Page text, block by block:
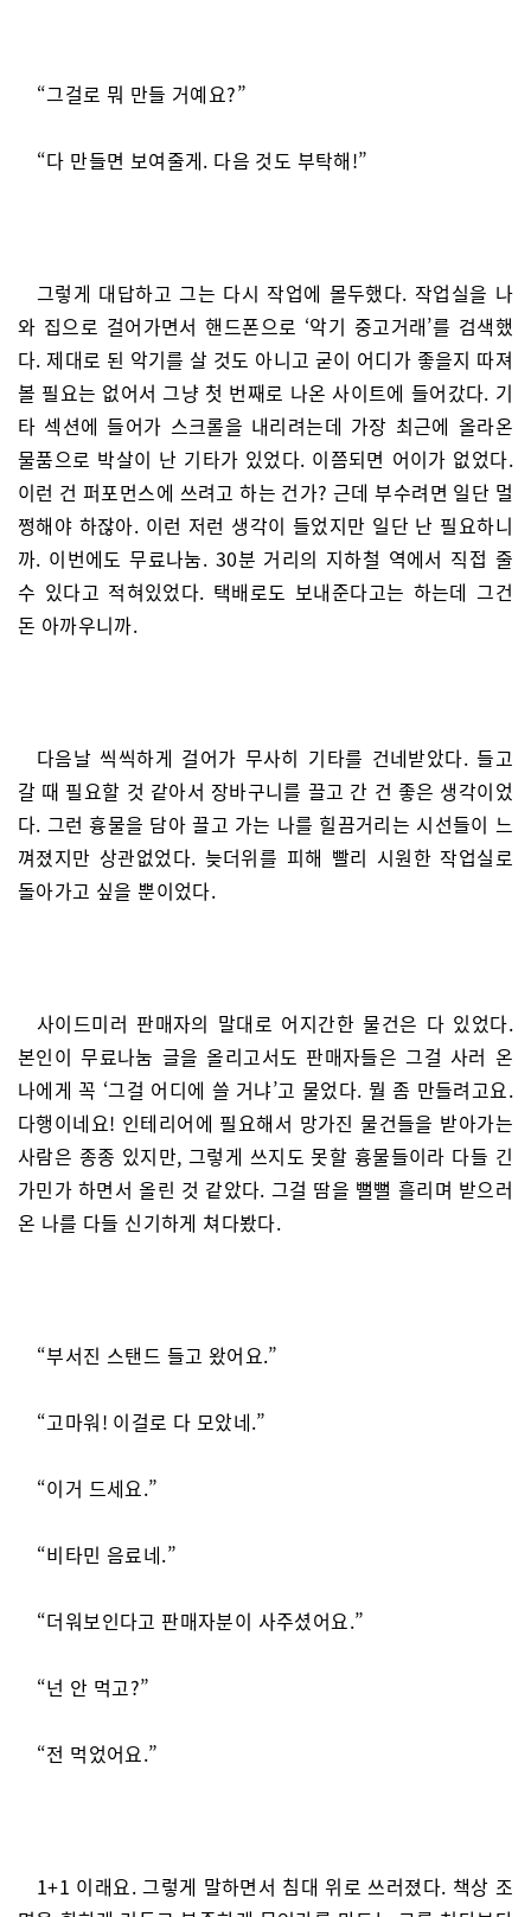
“그걸로 뭐 만들 거예요?”
“다 만들면 보여줄게. 다음 것도 부탁해!”
그렇게 대답하고 그는 다시 작업에 몰두했다. 작업실을 나
와 집으로 걸어가면서 핸드폰으로 ‘악기 중고거래’를 검색했
다. 제대로 된 악기를 살 것도 아니고 굳이 어디가 좋을지 따져
볼 필요는 없어서 그냥 첫 번째로 나온 사이트에 들어갔다. 기
타 섹션에 들어가 스크롤을 내리려는데 가장 최근에 올라온
물품으로 박살이 난 기타가 있었다. 이쯤되면 어이가 없었다.
이런 건 퍼포먼스에 쓰려고 하는 건가? 근데 부수려면 일단 멀
쩡해야 하잖아. 이런 저런 생각이 들었지만 일단 난 필요하니
까. 이번에도 무료나눔. 30분 거리의 지하철 역에서 직접 줄
수 있다고 적혀있었다. 택배로도 보내준다고는 하는데 그건
돈 아까우니까.
다음날 씩씩하게 걸어가 무사히 기타를 건네받았다. 들고
갈 때 필요할 것 같아서 장바구니를 끌고 간 건 좋은 생각이었
다. 그런 흉물을 담아 끌고 가는 나를 힐끔거리는 시선들이 느
껴졌지만 상관없었다. 늦더위를 피해 빨리 시원한 작업실로
돌아가고 싶을 뿐이었다.
사이드미러 판매자의 말대로 어지간한 물건은 다 있었다.
본인이 무료나눔 글을 올리고서도 판매자들은 그걸 사러 온
나에게 꼭 ‘그걸 어디에 쓸 거냐’고 물었다. 뭘 좀 만들려고요.
다행이네요! 인테리어에 필요해서 망가진 물건들을 받아가는
사람은 종종 있지만, 그렇게 쓰지도 못할 흉물들이라 다들 긴
가민가 하면서 올린 것 같았다. 그걸 땀을 뻘뻘 흘리며 받으러
온 나를 다들 신기하게 쳐다봤다.
“부서진 스탠드 들고 왔어요.”
“고마워! 이걸로 다 모았네.”
“이거 드세요.”
“비타민 음료네.”
“더워보인다고 판매자분이 사주셨어요.”
“넌 안 먹고?”
“전 먹었어요.”
1+1 이래요. 그렇게 말하면서 침대 위로 쓰러졌다. 책상 조